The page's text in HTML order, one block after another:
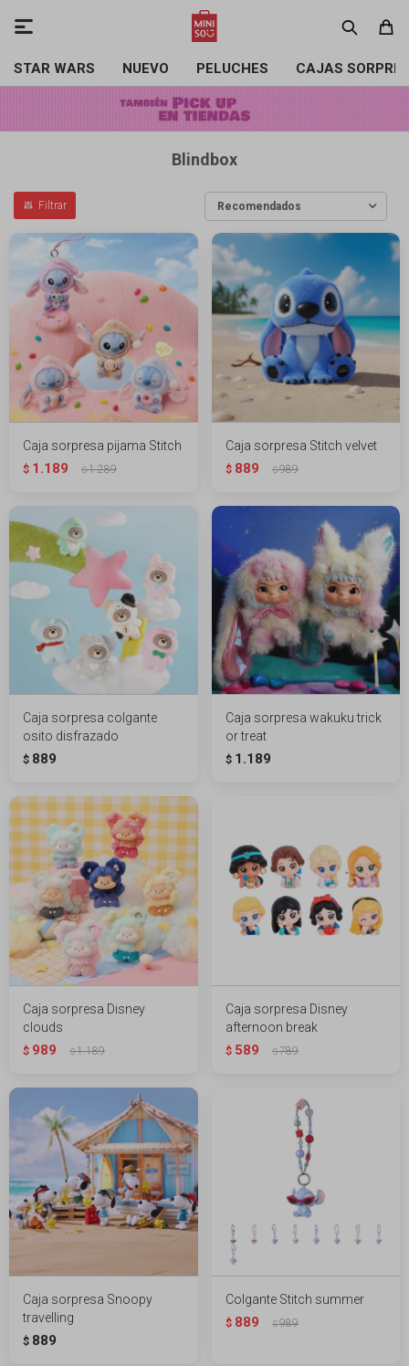
STAR WARS NUEVO PELUCHES CAJAS

Blindbox
Recomendados
Caja sorpresa pijama Stitch
$ 1.189 $1.289
Caja sorpresa Stitch velvet
$ 889 $989
Caja sorpresa colgante
osito disfrazado
$ 889
Caja sorpresa wakuku trick
or treat
$ 1.189
Caja sorpresa Disney
clouds
$ 989 $1.189
Caja sorpresa Disney
afternoon break
$ 589 $789
Caja sorpresa Snoopy
travelling
$ 889
Colgante Stitch summer
$ 889 $989